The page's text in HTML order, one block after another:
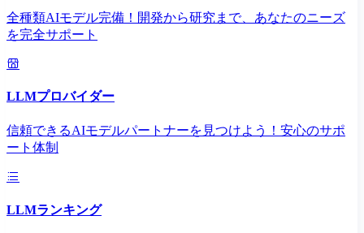
全種類AIモデル完備！開発から研究まで、あなたのニーズ
を完全サポート
LLMプロバイダー
信頼できるAIモデルパートナーを見つけよう！安心のサポ
ート体制
LLMランキング